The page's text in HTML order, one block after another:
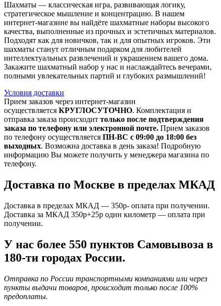
Шахматы — классическая игра, развивающая логику,
стратегическое мышление и концентрацию. В нашем
интернет-магазине вы найдёте шахматные наборы высокого
качества, выполненные из прочных и эстетичных материалов.
Подходят как для новичков, так и для опытных игроков. Эти
шахматы станут отличным подарком для любителей
интеллектуальных развлечений и украшением вашего дома.
Закажите шахматный набор у нас и наслаждайтесь вечерами,
полными увлекательных партий и глубоких размышлений!
Условия доставки
Прием заказов через интернет-магазин
осуществляется КРУГЛОСУТОЧНО. Комплектация и
отправка заказа происходит только после подтверждения
заказа по телефону или электронной почте. Прием заказов
по телефону осуществляется ПН-ВС с 09:00 до 18:00 без
выходных. Возможна доставка в день заказа! Подробную
информацию Вы можете получить у менеджера магазина по
телефону.
Доставка по Москве в пределах МКАД
Доставка в пределах МКАД — 350р- оплата при получении.
Доставка за МКАД 350р+25р один километр — оплата при
получении.
У нас более 550 пунктов Самовывоза в
180-ти городах России.
Отправка по России транспортными компаниями или через
пункты выдачи товаров, происходит только после 100%
предоплаты.